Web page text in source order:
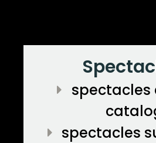
spectacles
spectacles